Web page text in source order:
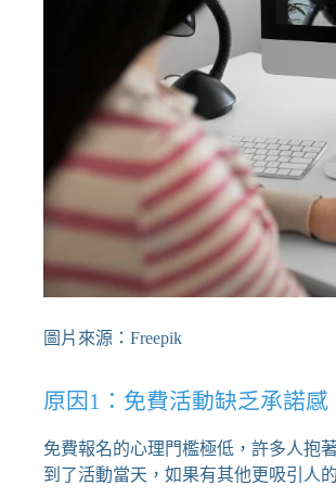
圖片來源：Freepik
原因1：免費活動缺乏承諾感
免費報名的心理門檻極低，許多人抱
到了活動當天，如果有其他更吸引人